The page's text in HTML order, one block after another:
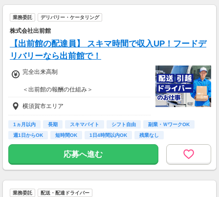
業務委託 デリバリー・ケータリング
株式会社出前館
【出前館の配達員】 スキマ時間で収入UP！フードデ
リバリーなら出前館で！
完全出来高制
＜出前館の報酬の仕組み＞
基本報酬 ＋ ブースト
※ブーストとは配達距離、曜日や時間帯、天候
などを考慮して上乗せされる報酬の名称です。
【報酬例】
■月報酬：約26,000円
■配達日数：13日
横須賀市エリア
1ヵ月以内 長期 スキマバイト シフト自由
副業・ＷワークOK
週1日からOK
短時間OK 1日4時間以内OK 残業なし
応募へ進む
業務委託 配送・配達ドライバー